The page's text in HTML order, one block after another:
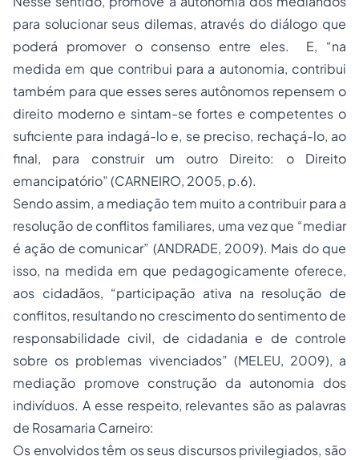
para solucionar seus dilemas, através do diálogo que
poderá promover o consenso entre eles. E, “na
medida em que contribui para a autonomia, contribui
também para que esses seres autônomos repensem o
direito moderno e sintam-se fortes e competentes o
suficiente para indagá-lo e, se preciso, rechaçá-lo, ao
final, para construir um outro Direito: o Direito
emancipatório” (CARNEIRO, 2005, p.6).
Sendo assim, a mediação tem muito a contribuir para a
resolução de conflitos familiares, uma vez que “mediar
é ação de comunicar” (ANDRADE, 2009). Mais do que
isso, na medida em que pedagogicamente oferece,
aos cidadãos, “participação ativa na resolução de
conflitos, resultando no crescimento do sentimento de
responsabilidade civil, de cidadania e de controle
sobre os problemas vivenciados” (MELEU, 2009), a
mediação promove construção da autonomia dos
indivíduos. A esse respeito, relevantes são as palavras
de Rosamaria Carneiro:
Os envolvidos têm os seus discursos privilegiados, são